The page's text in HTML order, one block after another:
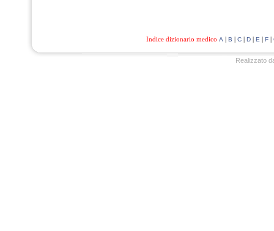
Indice dizionario medico A | B | C| D| E | F|
Realizzato